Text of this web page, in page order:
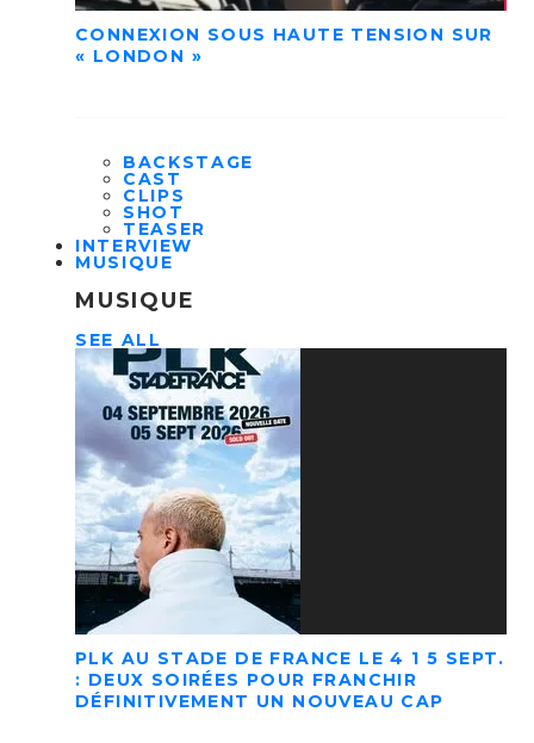
CONNEXION SOUS HAUTE TENSION SUR
« LONDON »
BACKSTAGE
CAST
CLIPS
SHOT
TEASER
INTERVIEW
MUSIQUE
MUSIQUE
SEE ALL
PLK AU STADE DE FRANCE LE 4 1 5 SEPT.
: DEUX SOIRÉES POUR FRANCHIR
DÉFINITIVEMENT UN NOUVEAU CAP